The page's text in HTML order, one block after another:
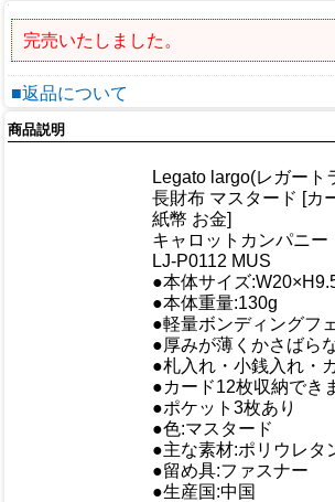
完売いたしました。
■返品について
商品説明
Legato largo(レガート
長財布 マスタード [カ
紙幣 お金]
キャロットカンパニー
LJ-P0112 MUS
●本体サイズ
●本体重量:130g
●軽量ボンディングフ
●厚みが薄くかさばら
●札入れ・小銭入れ・
●カード12枚収納でき
●ポケット3枚あり
●色:マスタード
●主な素材:ポリウレタ
●留め具:ファスナー
●生産国:中国